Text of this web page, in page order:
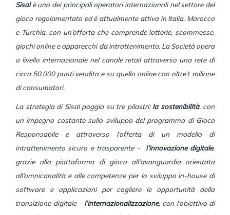
Sisalè uno dei principali operatori internazionali nel settore del
gioco regolamentato ed è attualmente attiva in Italia, Marocco
e Turchia, con un’offerta che comprende lotterie, scommesse,
giochi online e apparecchi da intrattenimento. La Società opera
a livello internazionale nel canale retail attraverso una rete di
circa 50.000 punti vendita e su quello online con oltre1 milione
di consumatori.
La strategia di Sisal poggia su tre pilastri: la sostenibilità, con
un impegno costante sullo sviluppo del programma di Gioco
Responsabile e attraverso l’offerta di un modello di
intrattenimento sicuro e trasparente - l’innovazione digitale,
grazie alla piattaforma di gioco all’avanguardia orientata
all’omnicanalità e alle competenze per lo sviluppo in-house di
software e applicazioni per cogliere le opportunità della
transizione digitale - l’internazionalizzazione, con l’obiettivo di